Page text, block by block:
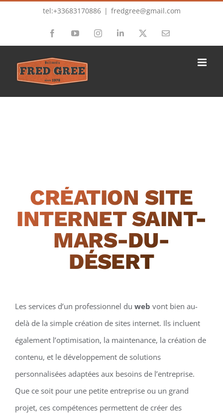
tel:+33683170886 | fredgree@gmail.com
FacebookYouTubeInstagramLinkedIn Email
CRÉATION SITE
INTERNET SAINT-
MARS-DU-
DÉSERT
Les services d’un professionnel du web vont bien au-
delà de la simple création de sites internet. Ils incluent
également l’optimisation, la maintenance, la création de
contenu, et le développement de solutions
personnalisées adaptées aux besoins de l’entreprise.
Que ce soit pour une petite entreprise ou un grand
projet, ces compétences permettent de créer des